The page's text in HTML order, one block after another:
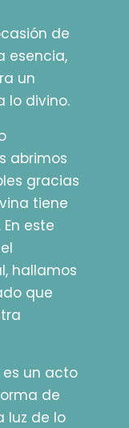
de
esencia,
un
lo divino.
abrimos
gracias
tiene
este
hallamos
que
es un acto
de
luz de lo